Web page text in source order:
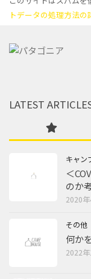
トデータの処理方法
LATEST
キャン
＜
のか
2020
その他
何か
2022